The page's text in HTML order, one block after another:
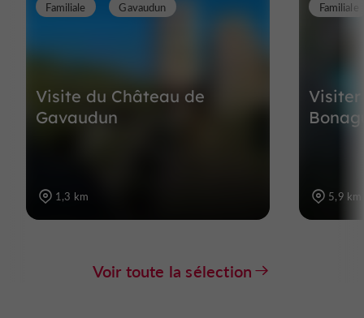
Visite du Château de
Gavaudun
Familiale Gavaudun
1,3 km
Visiter
Familiale
5,9 km
Voir toute la sélection